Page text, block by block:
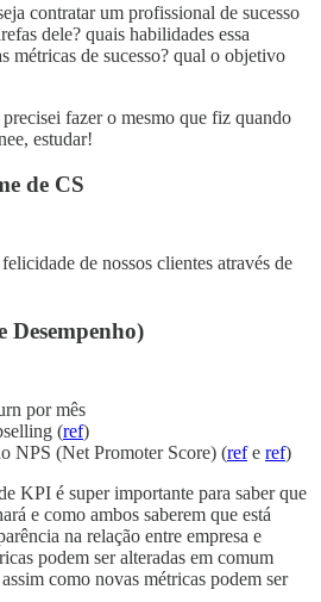
contratar um profissional de sucesso
dele? quais habilidades essa
métricas de sucesso? qual o objetivo
fazer o mesmo que fiz quando
estudar!
de CS
de nossos clientes através de
Desempenho)
por mês
(ref)
NPS (Net Promoter Score) (refe ref)
KPI é super importante para saber que
e como ambos saberem que está
na relação entre empresa e
podem ser alteradas em comum
como novas métricas podem ser